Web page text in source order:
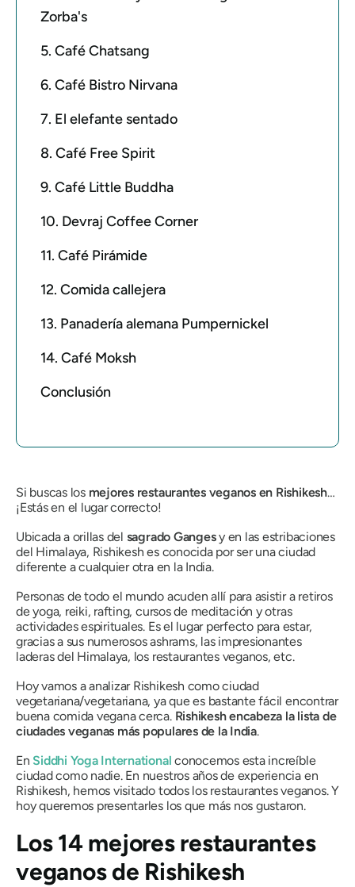
Zorba's
5. Café Chatsang
6. Café Bistro Nirvana
7. El elefante sentado
8. Café Free Spirit
9. Café Little Buddha
10. Devraj Coffee Corner
11. Café Pirámide
12. Comida callejera
13. Panadería alemana Pumpernickel
14. Café Moksh
Conclusión
Si buscas los mejores restaurantes veganos en Rishikesh…
¡Estás en el lugar correcto!
Ubicada a orillas del sagrado Gangesy en las estribaciones
del Himalaya, Rishikesh es conocida por ser una ciudad
diferente a cualquier otra en la India.
Personas de todo el mundo acuden allí para asistir a retiros
de yoga, reiki, rafting, cursos de meditación y otras
actividades espirituales. Es el lugar perfecto para estar,
gracias a sus numerosos ashrams, las impresionantes
laderas del Himalaya, los restaurantes veganos, etc.
Hoy vamos a analizar Rishikesh como ciudad
vegetariana/vegetariana, ya que es bastante fácil encontrar
buena comida vegana cerca. Rishikesh encabeza la lista de
ciudades veganas más populares de la India.
En Siddhi Yoga International conocemos esta increíble
ciudad como nadie. En nuestros años de experiencia en
Rishikesh, hemos visitado todos los restaurantes veganos. Y
hoy queremos presentarles los que más nos gustaron.
Los 14 mejores restaurantes
veganos de Rishikesh